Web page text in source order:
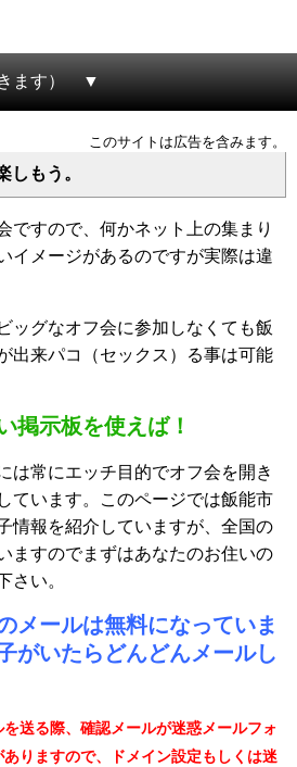
ます）
このサイトは広告を含みます。
しもう。
ですので、何かネット上の集まり
イメージがあるのですが実際は違
ッグなオフ会に参加しなくても飯
出来パコ（セックス）る事は可能
掲示板を使えば！
は常にエッチ目的でオフ会を開き
ています。このページでは飯能市
情報を紹介していますが、全国の
ますのでまずはあなたのお住いの
さい。
メールは無料になっていま
がいたらどんどんメールし
送る際、確認メールが迷惑メールフォ
りますので、ドメイン設定もしくは迷